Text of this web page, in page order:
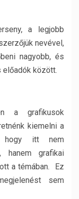
a legjobb
nevével,
nagyobb, és
között.
a grafikusok
kiemelni a
hogy itt nem
hanem grafikai
a témában. Ez
sem